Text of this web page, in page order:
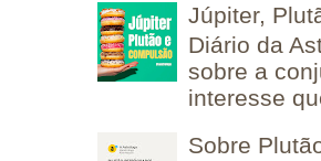
Júpiter,
Diário da
sobre a
interesse
Sobre